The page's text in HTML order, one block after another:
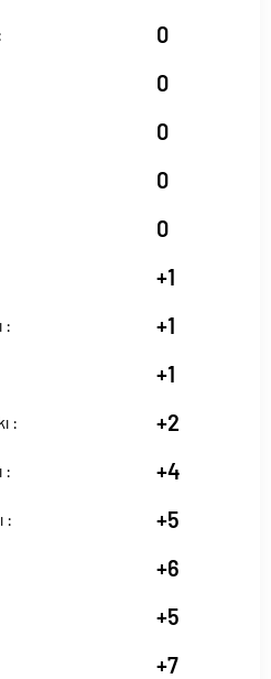
0
0
0
0
0
+1
: +1
+1
: +2
: +4
: +5
+6
+5
+7